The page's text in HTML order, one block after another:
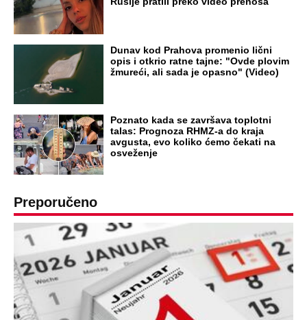
Dunav kod Prahova promenio lični
opis i otkrio ratne tajne: "Ovde plovim
žmureći, ali sada je opasno" (Video)
Poznato kada se završava toplotni
talas: Prognoza RHMZ-a do kraja
avgusta, evo koliko ćemo čekati na
osveženje
Preporučeno